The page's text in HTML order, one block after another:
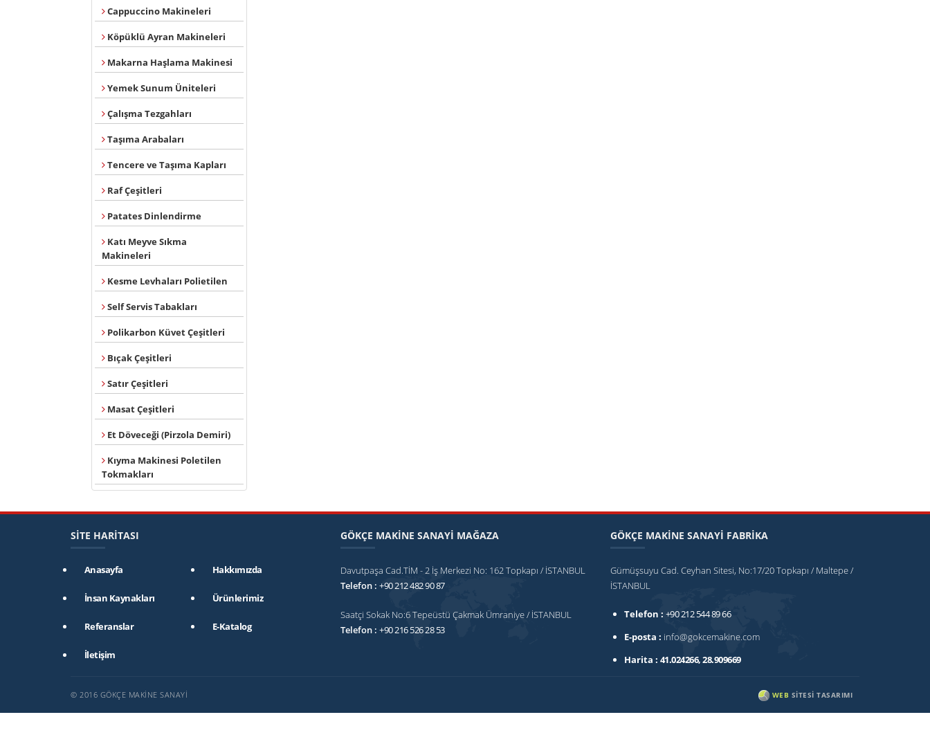
Cappuccino Makineleri
Köpüklü Ayran Makineleri
Makarna Haşlama Makinesi
Yemek Sunum Üniteleri
Çalışma Tezgahları
Taşıma Arabaları
Tencere ve Taşıma Kapları
Raf Çeşitleri
Patates Dinlendirme
Katı Meyve Sıkma
Makineleri
Kesme Levhaları Polietilen
Self Servis Tabakları
Polikarbon Küvet Çeşitleri
Bıçak Çeşitleri
Satır Çeşitleri
Masat Çeşitleri
Et Döveceği (Pirzola Demiri)
Kıyma Makinesi Poletilen
Tokmakları
SİTE HARİTASI
Anasayfa Hakkımızda
İnsan Kaynakları Ürünlerimiz
Referanslar E-Katalog
İletişim
GÖKÇE MAKİNE SANAYİ MAĞAZA
Davutpaşa Cad.TİM - 2 İş Merkezi No: 162 Topkapı / İSTANBUL
Telefon : +90 212 482 90 87
Saatçi Sokak No:6 Tepeüstü Çakmak Ümraniye / İSTANBUL
Telefon : +90 216 526 28 53
GÖKÇE MAKİNE SANAYİ FABRİKA
Gümüşsuyu Cad. Ceyhan Sitesi, No:17/20 Topkapı / Maltepe /
İSTANBUL
Telefon : +90 212 544 89 66
E-posta : info@gokcemakine.com
Harita : 41.024266, 28.909669
© 2016 GÖKÇE MAKİNE SANAYİ WEB SITESI TASARIMI